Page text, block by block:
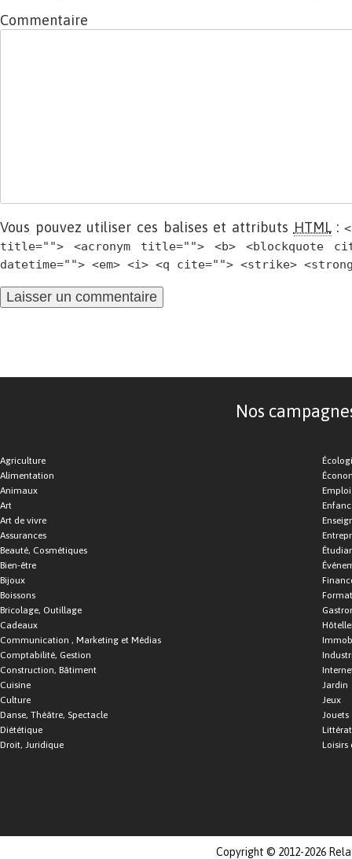
Commentaire
Vous pouvez utiliser ces balises et attributs HTML:
title=""> <acronym title=""> <b> <blockquote
datetime=""> <em> <i> <q cite=""> <strike>
Nos
Agriculture
Alimentation
Animaux
Art
Art de vivre
Assurances
Beauté, Cosmétiques
Bien-être
Bijoux
Boissons
Bricolage, Outillage
Cadeaux
Communication , Marketing et Médias
Comptabilité, Gestion
Construction, Bâtiment
Cuisine
Culture
Danse, Théâtre, Spectacle
Diététique
Droit, Juridique
Emploi
Jardin
Jeux
Jouets
Loisirs
Copyright © 2012-2026